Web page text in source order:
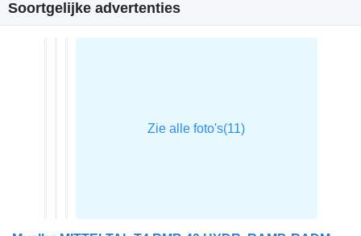
Soortgelijke advertenties